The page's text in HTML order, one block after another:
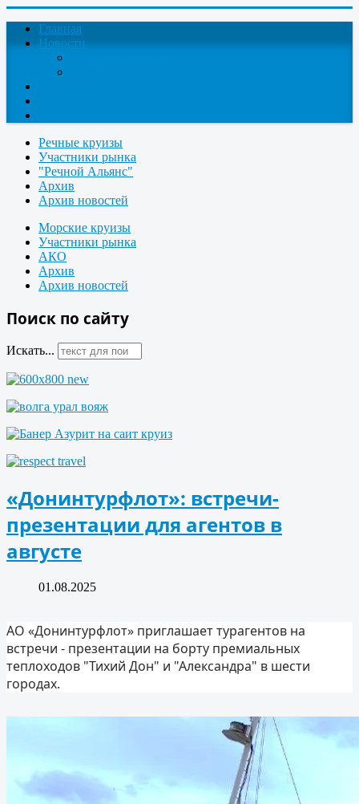
Главная
Новости
Речные круизы
Участники рынка
"Речной Альянс"
Архив
Архив новостей
Морские круизы
Участники рынка
АКО
Архив
Архив новостей
Поиск по сайту
Искать...
«Донинтурфлот»: встречи-
презентации для агентов в
августе
01.08.2025
АО «Донинтурфлот» приглашает турагентов на
встречи - презентации на борту премиальных
теплоходов "Тихий Дон" и "Александра" в шести
городах.